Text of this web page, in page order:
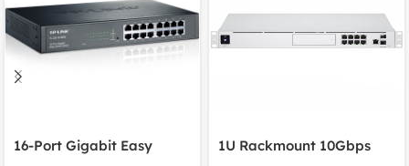
16-Port Gigabit Easy
1U Rackmount 10Gbps